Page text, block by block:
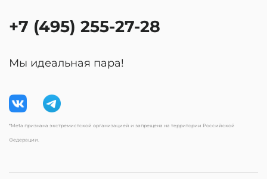
+7 (495) 255-27-28
Мы идеальная пара!
*Meta признана экстремистской организацией и запрещена на территории Российской
Федерации.